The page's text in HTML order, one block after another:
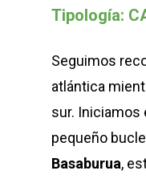
Tipología:
Seguimos
atlántica
sur. Iniciamos
pequeño
Basaburua,